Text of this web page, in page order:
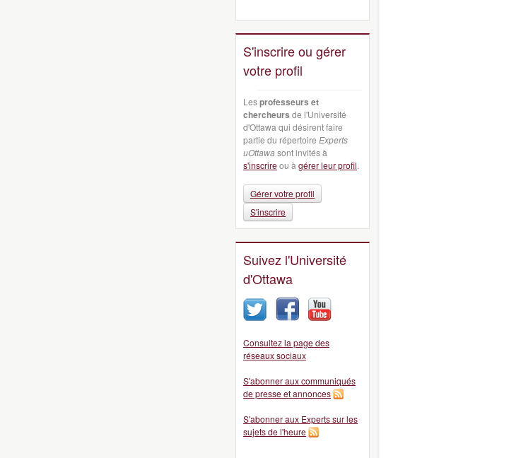
S'inscrire ou gérer
votre profil
Lesprofesseurs et
chercheurs de l'Université
d'Ottawa qui désirent faire
partie du répertoire Experts
uOttawa sont invités à
s'inscrireou à gérer leur profil.
Gérer votre profil
S'inscrire
Suivez l'Université
d'Ottawa
Consultez la page des
réseaux sociaux
S'abonner aux communiqués
de presse et annonces
S'abonner aux Experts sur les
sujets de l'heure